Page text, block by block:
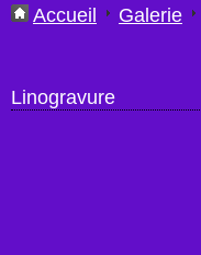
Accueil Galerie
Linogravure